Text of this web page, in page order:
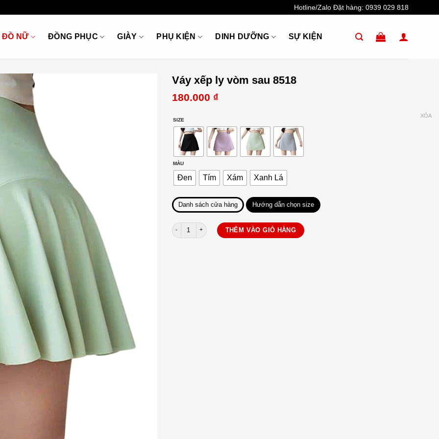
Hotline/Zalo Đặt hàng: 0939 029 818
ĐỒ NỮ ĐỒNG PHỤC GIÀY PHỤ KIỆN DINH DƯỠNG SỰ KIỆN
Váy xếp ly vòm sau 8518
180.000 ₫
SIZE
MÀU
Đen Tím Xám Xanh Lá
XÓA
Danh sách cửa hàng Hướng dẫn chọn size
Váy xếp ly vòm sau 8518 số lượng
THÊM VÀO GIỎ HÀNG